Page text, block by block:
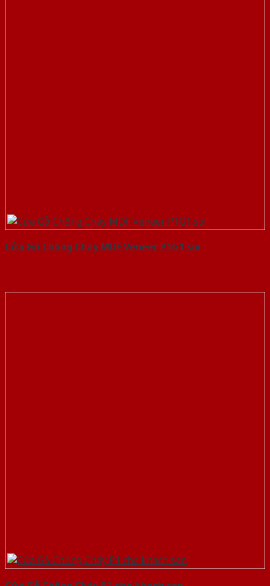
Cửa Gỗ Chống Cháy MDF Veneer P1G1 soi